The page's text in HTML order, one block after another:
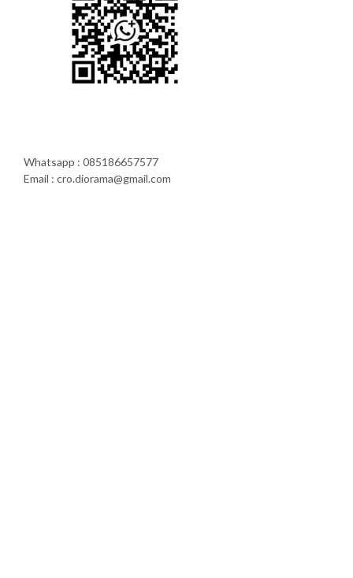
Whatsapp : 085186657577
Email : cro.diorama@gmail.com